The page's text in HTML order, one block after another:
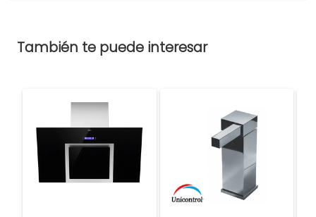
También te puede interesar